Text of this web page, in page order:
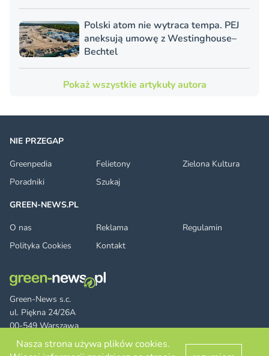
Polski atom nie wytraca tempa. PEJ
aneksują umowę z Westinghouse–
Bechtel
Pokaż wszystkie artykuły autora
Green-News s.c.
ul. Piękna 24/26A
00-549 Warszawa
NIE PRZEGAP
Greenpedia
Felietony
Zielona Kultura
Poradniki
Szukaj
GREEN-NEWS.PL
O nas
Reklama
Regulamin
Polityka Cookies
Kontakt
Nasza strona używa plików cookies.